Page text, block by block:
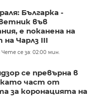
Българка -
във
е поканена на
Чарлз III
Чете се за: 02:00 мин.
се превърна в
част от
за коронацията на